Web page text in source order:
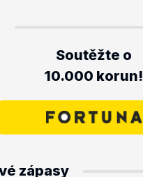
Soutěžte o
10.000 korun!
zápasy